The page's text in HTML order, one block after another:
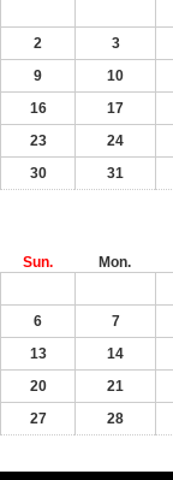
2
3
9
10
16
17
23
24
30
31
Sun. Mon.
6
7
13
14
20
21
27
28